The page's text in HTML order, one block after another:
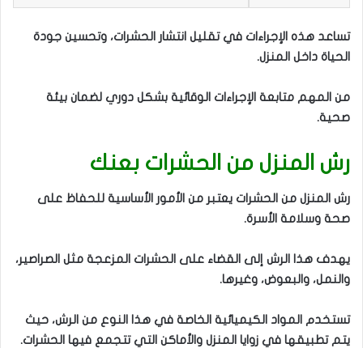
تساعد هذه الإجراءات في تقليل انتشار الحشرات، وتحسين جودة
الحياة داخل المنزل.
من المهم متابعة الإجراءات الوقائية بشكل دوري لضمان بيئة
صحية.
رش المنزل من الحشرات بعنك
رش المنزل من الحشرات يعتبر من الأمور الأساسية للحفاظ على
صحة وسلامة الأسرة.
يهدف هذا الرش إلى القضاء على الحشرات المزعجة مثل الصراصير،
والنمل، والبعوض، وغيرها.
تستخدم المواد الكيميائية الخاصة في هذا النوع من الرش، حيث
يتم تطبيقها في زوايا المنزل والأماكن التي تتجمع فيها الحشرات.